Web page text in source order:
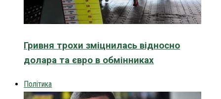
Гривня трохи зміцнилась відносно
долара та євро в обмінниках
Політика